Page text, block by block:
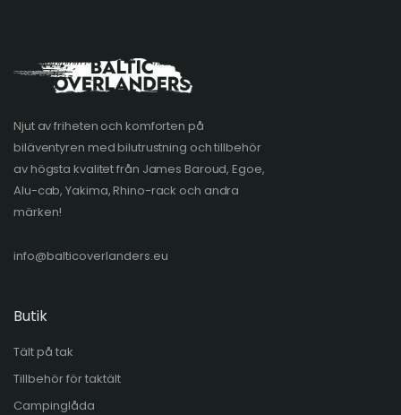
Njut av friheten och komforten på
biläventyren med bilutrustning och tillbehör
av högsta kvalitet från James Baroud, Egoe,
Alu-cab, Yakima, Rhino-rack och andra
märken!
info@balticoverlanders.eu
Butik
Tält på tak
Tillbehör för taktält
Campinglåda